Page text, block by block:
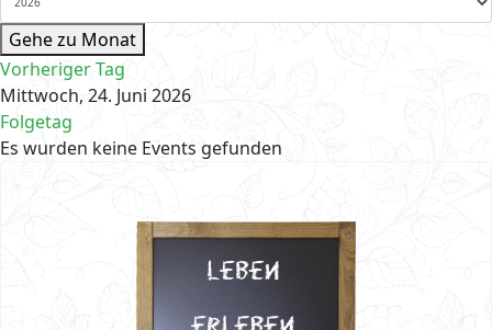
Gehe zu Monat
Vorheriger Tag
Mittwoch, 24. Juni 2026
Folgetag
Es wurden keine Events gefunden